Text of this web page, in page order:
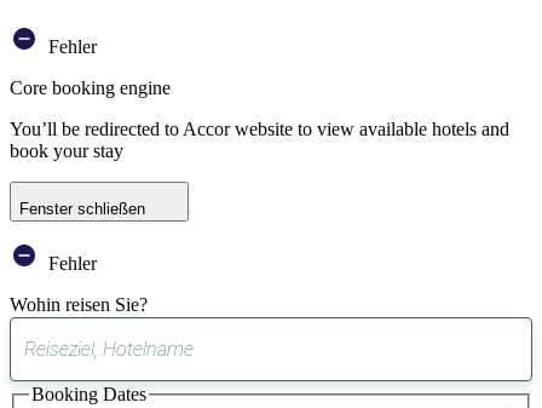
Fehler
Core booking engine
You’ll be redirected to Accor website to view available hotels and
book your stay
Fenster schließen
Fehler
Wohin reisen Sie?
gefundener
Vorschlag
Booking Dates